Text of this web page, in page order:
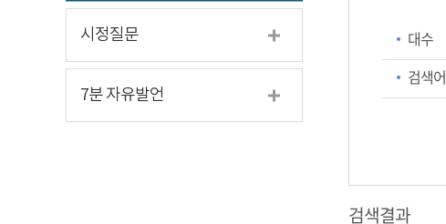
시정질문
7분 자유발언
대수
검색어
검색결과